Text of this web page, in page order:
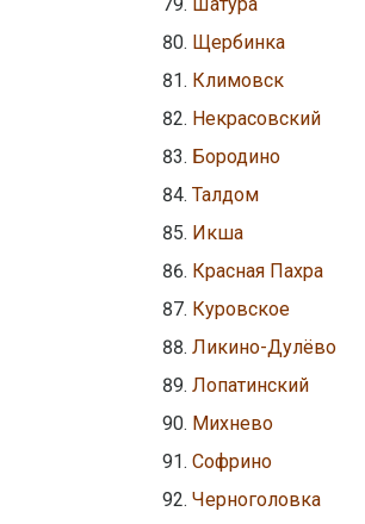
Щербинка
Климовск
Некрасовский
Бородино
Талдом
Икша
Красная Пахра
Куровское
Ликино-Дулёво
Лопатинский
Михнево
Софрино
Черноголовка